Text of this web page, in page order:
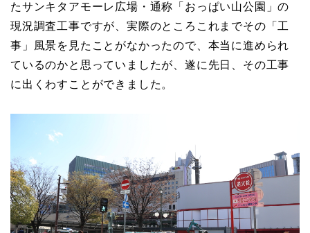
たサンキタアモーレ広場・通称「おっぱい山公園」の
現況調査工事ですが、実際のところこれまでその「工
事」風景を見たことがなかったので、本当に進められ
ているのかと思っていましたが、遂に先日、その工事
に出くわすことができました。